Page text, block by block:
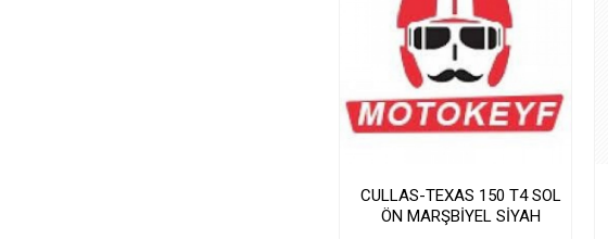
CULLAS-TEXAS 150 T4 SOL
ÖN MARŞBİYEL SİYAH